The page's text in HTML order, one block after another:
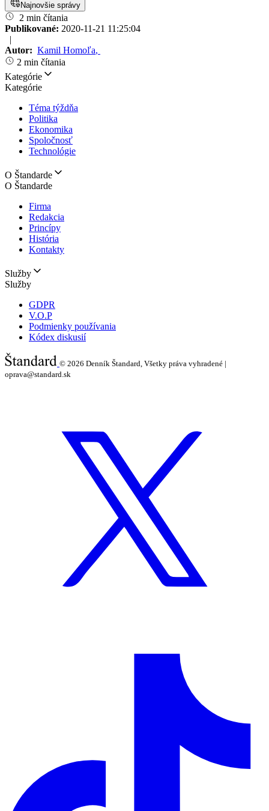
Najnovšie správy
2 min čítania
Publikované: 2020-11-21 11:25:04
|
Autor: Kamil Homoľa,
2 min čítania
Kategórie
Kategórie
Téma týždňa
Politika
Ekonomika
Spoločnosť
Technológie
O Štandarde
O Štandarde
Firma
Redakcia
Princípy
História
Kontakty
Služby
Služby
GDPR
V.O.P
Podmienky používania
Kódex diskusií
© 2026 Denník Štandard, Všetky práva vyhradené |
oprava@standard.sk